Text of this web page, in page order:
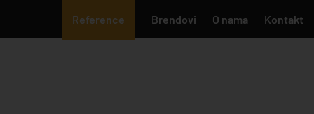
Reference Brendovi O nama Kontakt